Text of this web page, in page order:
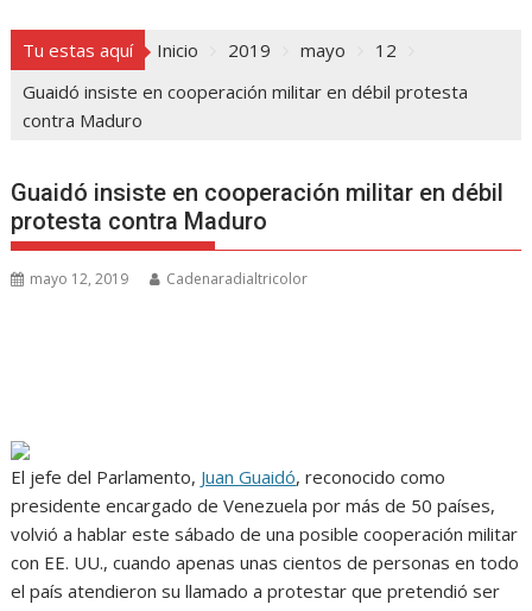
Tu estas aquí Inicio 2019 mayo
12
Guaidó insiste en cooperación militar en débil protesta
contra Maduro
Guaidó insiste en cooperación militar en débil
protesta contra Maduro
mayo 12, 2019 Cadenaradialtricolor
El jefe del Parlamento, Juan Guaidó, reconocido como
presidente encargado de Venezuela por más de 50 países,
volvió a hablar este sábado de una posible cooperación militar
con EE. UU., cuando apenas unas cientos de personas en todo
el país atendieron su llamado a protestar que pretendió ser